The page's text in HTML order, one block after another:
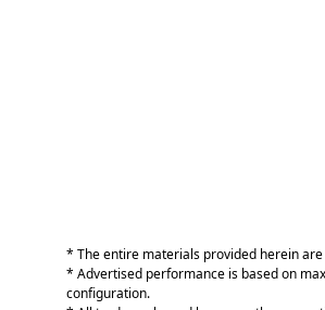
* The entire materials provided herein
* Advertised performance is based on
configuration.